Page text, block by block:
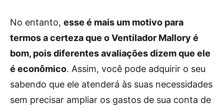
No entanto, esse é mais um motivo para
termos a certeza que o Ventilador Mallory é
bom, pois diferentes avaliações dizem que ele
é econômico. Assim, você pode adquirir o seu
sabendo que ele atenderá às suas necessidades
sem precisar ampliar os gastos de sua conta de